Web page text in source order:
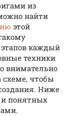
из
найти
этой
каждый
техники
внимательно
схеме, чтобы
Ниже
понятных